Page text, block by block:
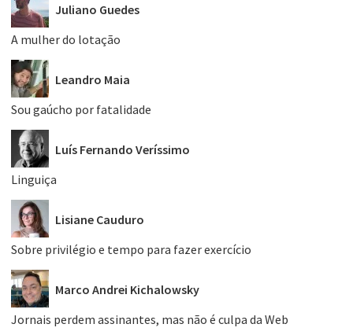
Juliano Guedes
A mulher do lotação
Leandro Maia
Sou gaúcho por fatalidade
Luís Fernando Veríssimo
Linguiça
Lisiane Cauduro
Sobre privilégio e tempo para fazer exercício
Marco Andrei Kichalowsky
Jornais perdem assinantes, mas não é culpa da Web